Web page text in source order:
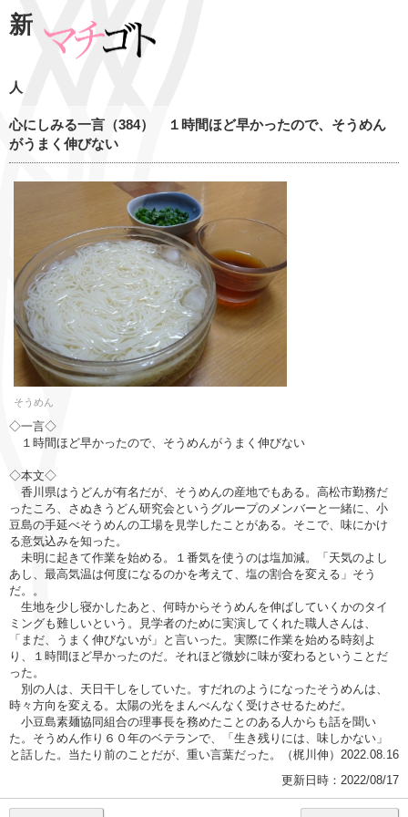
新
人
心にしみる一言（384） １時間ほど早かったので、そうめん
がうまく伸びない
そうめん
◇一言◇
１時間ほど早かったので、そうめんがうまく伸びない
◇本文◇
香川県はうどんが有名だが、そうめんの産地でもある。高松市勤務だ
ったころ、さぬきうどん研究会というグループのメンバーと一緒に、小
豆島の手延べそうめんの工場を見学したことがある。そこで、味にかけ
る意気込みを知った。
未明に起きて作業を始める。１番気を使うのは塩加減。「天気のよし
あし、最高気温は何度になるのかを考えて、塩の割合を変える」そう
だ。。
生地を少し寝かしたあと、何時からそうめんを伸ばしていくかのタイ
ミングも難しいという。見学者のために実演してくれた職人さんは、
「まだ、うまく伸びないが」と言いった。実際に作業を始める時刻よ
り、１時間ほど早かったのだ。それほど微妙に味が変わるということだ
った。
別の人は、天日干しをしていた。すだれのようになったそうめんは、
時々方向を変える。太陽の光をまんべんなく受けさせるためだ。
小豆島素麺協同組合の理事長を務めたことのある人からも話を聞い
た。そうめん作り６０年のベテランで、「生き残りには、味しかない」
と話した。当たり前のことだが、重い言葉だった。（梶川伸）2022.08.16
更新日時：2022/08/17